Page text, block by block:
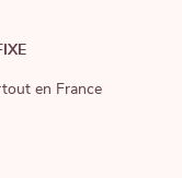
en France